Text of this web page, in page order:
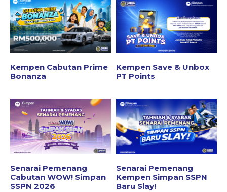
Kempen Cabutan Prime
Bonanza
Kempen Save & Unbox
PT Points
Senarai Pemenang
Cabutan WOW! Simpan
SSPN 2026
Senarai Pemenang
Kempen Simpan SSPN
Baru Slay!